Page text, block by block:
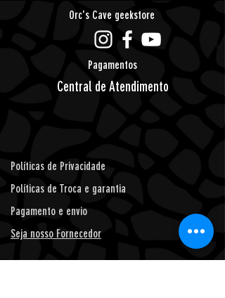
Orc's Cave geekstore
Pagamentos
Central de Atendimento
Políticas de Privacidade
Políticas de Troca e garantia
Pagamento e envio
Seja nosso Fornecedor